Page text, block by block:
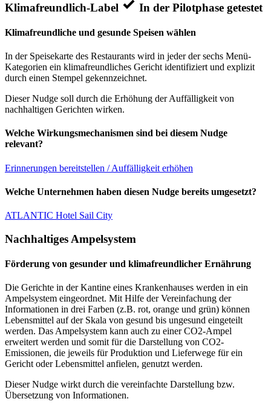
Klimafreundlich-Label In der Pilotphase getestet
Klimafreundliche und gesunde Speisen wählen
In der Speisekarte des Restaurants wird in jeder der sechs Menü-
Kategorien ein klimafreundliches Gericht identifiziert und explizit
durch einen Stempel gekennzeichnet.
Dieser Nudge soll durch die Erhöhung der Auffälligkeit von
nachhaltigen Gerichten wirken.
Welche Wirkungsmechanismen sind bei diesem Nudge
relevant?
Erinnerungen bereitstellen / Auffälligkeit erhöhen
Welche Unternehmen haben diesen Nudge bereits umgesetzt?
ATLANTIC Hotel Sail City
Nachhaltiges Ampelsystem
Förderung von gesunder und klimafreundlicher Ernährung
Die Gerichte in der Kantine eines Krankenhauses werden in ein
Ampelsystem eingeordnet. Mit Hilfe der Vereinfachung der
Informationen in drei Farben (z.B. rot, orange und grün) können
Lebensmittel auf der Skala von gesund bis ungesund eingeteilt
werden. Das Ampelsystem kann auch zu einer CO2-Ampel
erweitert werden und somit für die Darstellung von CO2-
Emissionen, die jeweils für Produktion und Lieferwege für ein
Gericht oder Lebensmittel anfielen, genutzt werden.
Dieser Nudge wirkt durch die vereinfachte Darstellung bzw.
Übersetzung von Informationen.